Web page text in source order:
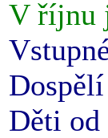
V říjnu
Děti od